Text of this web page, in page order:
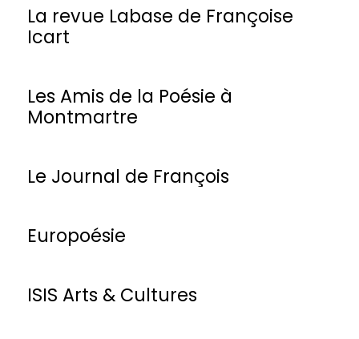
La revue Labase de Françoise
Icart
Les Amis de la Poésie à
Montmartre
Le Journal de François
Europoésie
ISIS Arts & Cultures